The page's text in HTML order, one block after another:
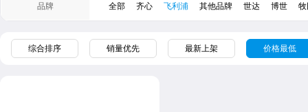
品牌 全部 齐心 飞利浦 其他品牌 世达 ​博世
综合排序 销量优先 最新上架 价格最低